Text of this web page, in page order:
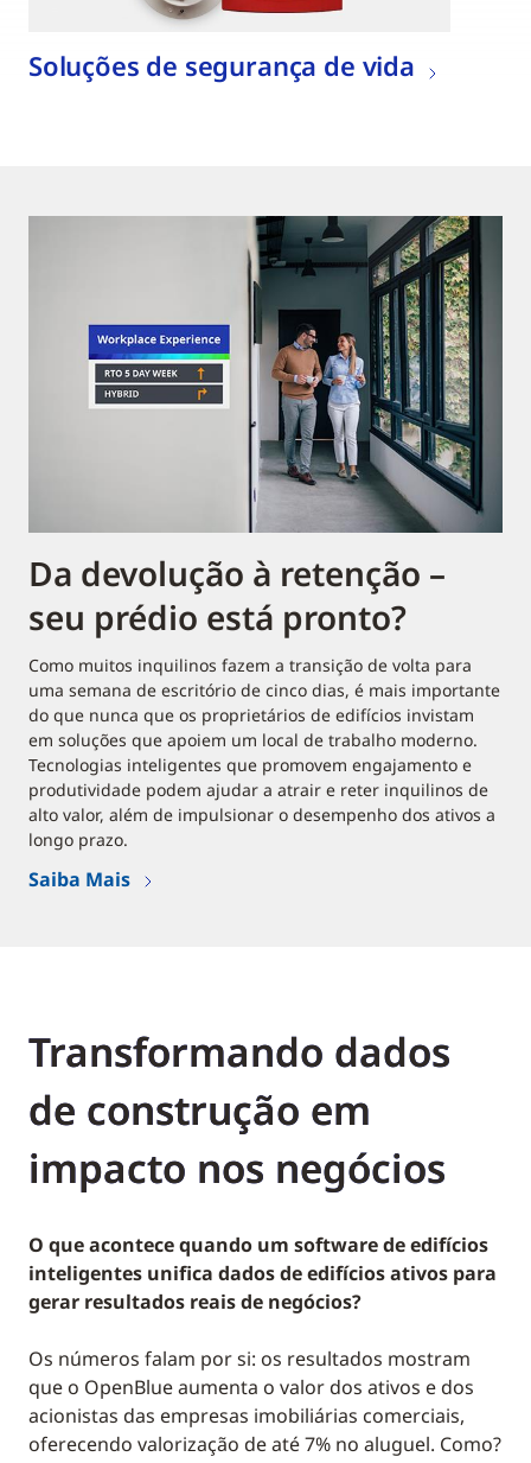
Soluções de segurança de vida
Da devolução à retenção –
seu prédio está pronto?
Como muitos inquilinos fazem a transição de volta para
uma semana de escritório de cinco dias, é mais importante
do que nunca que os proprietários de edifícios invistam
em soluções que apoiem um local de trabalho moderno.
Tecnologias inteligentes que promovem engajamento e
produtividade podem ajudar a atrair e reter inquilinos de
alto valor, além de impulsionar o desempenho dos ativos a
longo prazo.
Saiba Mais
Transformando dados
de construção em
impacto nos negócios
O que acontece quando um software de edifícios
inteligentes unifica dados de edifícios ativos para
gerar resultados reais de negócios?
Os números falam por si: os resultados mostram
que o OpenBlue aumenta o valor dos ativos e dos
acionistas das empresas imobiliárias comerciais,
oferecendo valorização de até 7% no aluguel. Como?